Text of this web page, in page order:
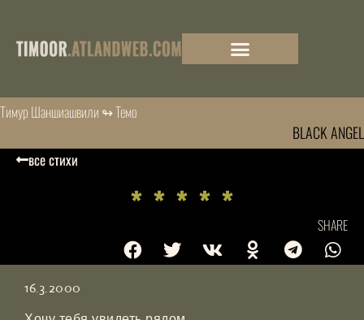
Тимур Шаншиашвили ↬ Темо
BLACK ANGEL
все стихи
* * * * *
SHARE
16.3.2000